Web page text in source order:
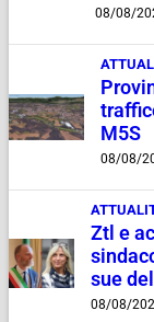
08/08/
M5S
08/08/
Ztl e
sue
08/08/